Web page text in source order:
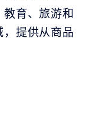
育、旅游和
提供从商品